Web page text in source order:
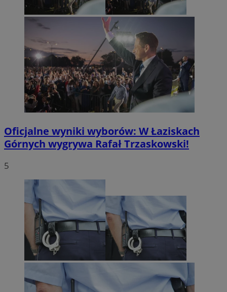
Oficjalne wyniki wyborów: W Łaziskach
Górnych wygrywa Rafał Trzaskowski!
5